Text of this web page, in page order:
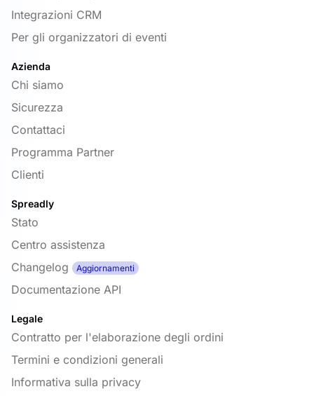
Integrazioni CRM
Per gli organizzatori di eventi
Azienda
Chi siamo
Sicurezza
Contattaci
Programma Partner
Clienti
Spreadly
Stato
Centro assistenza
Changelog
Aggiornamenti
Documentazione API
Legale
Contratto per l'elaborazione degli ordini
Termini e condizioni generali
Informativa sulla privacy